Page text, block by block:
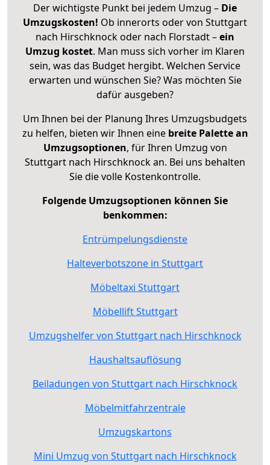
Der wichtigste Punkt bei jedem Umzug – Die
Umzugskosten! Ob innerorts oder von Stuttgart
nach Hirschknock oder nach Florstadt –ein
Umzug kostet. Man muss sich vorher im Klaren
sein, was das Budget hergibt. Welchen Service
erwarten und wünschen Sie? Was möchten Sie
dafür ausgeben?
Um Ihnen bei der Planung Ihres Umzugsbudgets
zu helfen, bieten wir Ihnen eine breite Palette an
Umzugsoptionen, für Ihren Umzug von
Stuttgart nach Hirschknock an. Bei uns behalten
Sie die volle Kostenkontrolle.
Folgende Umzugsoptionen können Sie
benkommen:
Entrümpelungsdienste
Halteverbotszone in Stuttgart
Möbeltaxi Stuttgart
Möbellift Stuttgart
Umzugshelfer von Stuttgart nach Hirschknock
Haushaltsauflösung
Beiladungen von Stuttgart nach Hirschknock
Möbelmitfahrzentrale
Umzugskartons
Mini Umzug von Stuttgart nach Hirschknock